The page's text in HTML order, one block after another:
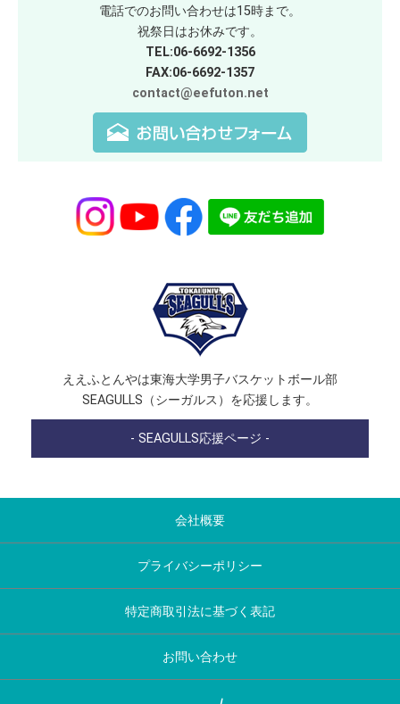
電話でのお問い合わせは15時まで。
祝祭日はお休みです。
TEL:06-6692-1356
FAX:06-6692-1357
contact@eefuton.net
ええふとんやは東海大学男子バスケットボール部
SEAGULLS（シーガルス）を応援します。
- SEAGULLS応援ページ -
会社概要
プライバシーポリシー
特定商取引法に基づく表記
お問い合わせ